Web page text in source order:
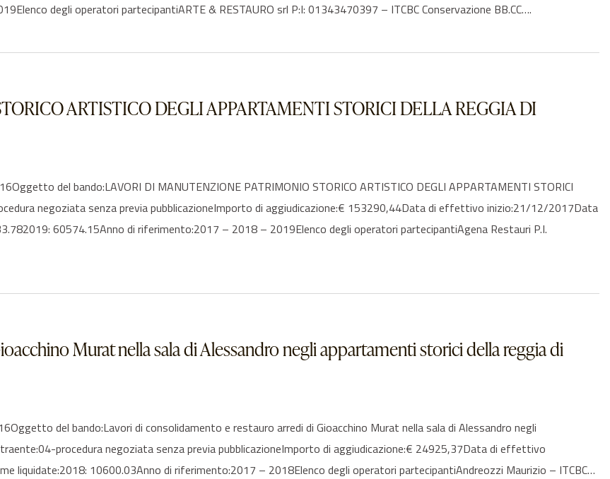
degli operatori partecipantiARTE & RESTAURO srl P:I: 01343470397 – ITCBC Conservazione BB.CC….
ARTISTICO DEGLI APPARTAMENTI STORICI DELLA REGGIA DI
del bando:LAVORI DI MANUTENZIONE PATRIMONIO STORICO ARTISTICO DEGLI APPARTAMENTI STORICI
negoziata senza previa pubblicazioneImporto di aggiudicazione:€ 153290,44Data di effettivo inizio:21/12/2017Data
60574.15Anno di riferimento:2017 – 2018 – 2019Elenco degli operatori partecipantiAgena Restauri P.I.
Murat nella sala di Alessandro negli appartamenti storici della reggia di
del bando:Lavori di consolidamento e restauro arredi di Gioacchino Murat nella sala di Alessandro negli
procedura negoziata senza previa pubblicazioneImporto di aggiudicazione:€ 24925,37Data di effettivo
10600.03Anno di riferimento:2017 – 2018Elenco degli operatori partecipantiAndreozzi Maurizio – ITCBC…